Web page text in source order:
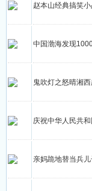
赵本山经典搞笑
中国渤海发现
鬼吹灯之怒晴湘
庆祝中华人民共
亲妈跪地替当兵